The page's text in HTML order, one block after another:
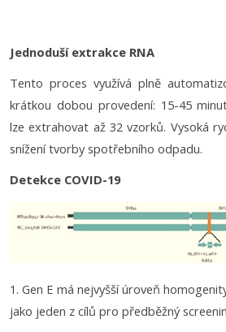
Jednoduší extrakce RNA
Tento proces využívá plně
krátkou dobou provedení: 15-45
lze extrahovat až 32 vzorků. Vysoká
snížení tvorby spotřebního odpadu.
Detekce COVID-19
1. Gen E má nejvyšší úroveň
jako jeden z cílů pro předběžný